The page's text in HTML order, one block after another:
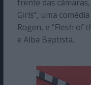
frente das
Girls”, uma
Rogen, e “Flesh of
e Alba Baptista.